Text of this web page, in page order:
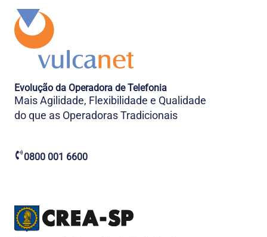
Evolução da Operadora de Telefonia
Mais Agilidade, Flexibilidade e Qualidade
do que as Operadoras Tradicionais
0800 001 6600